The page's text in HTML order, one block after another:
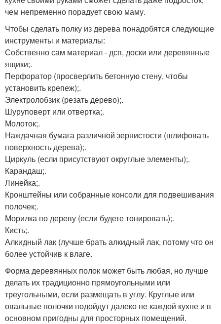
чем непременно порадует свою маму.
Чтобы сделать полку из дерева понадобятся следующие
инструменты и материалы:
Собственно сам материал - дсп, доски или деревянные
ящики;.
Перфоратор (просверлить бетонную стену, чтобы
установить крепеж);.
Электролобзик (резать дерево);.
Шуруповерт или отвертка;.
Молоток;.
Наждачная бумага различной зернистости (шлифовать
поверхность дерева);.
Циркуль (если присутствуют округлые элементы);.
Карандаш;.
Линейка;.
Кронштейны или собранные консоли для подвешивания
полочек;.
Морилка по дереву (если будете тонировать);.
Кисть;.
Алкидный лак (лучше брать алкидный лак, потому что он
более устойчив к влаге.
Форма деревянных полок может быть любая, но лучше
делать их традиционно прямоугольными или
треугольными, если размещать в углу. Круглые или
овальные полочки подойдут далеко не каждой кухне и в
основном пригодны для просторных помещений.